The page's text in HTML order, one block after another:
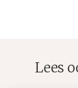
Lees